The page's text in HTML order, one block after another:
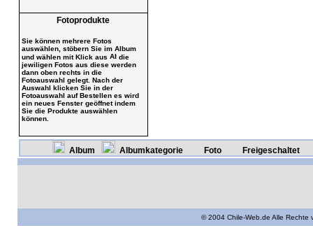
Fotoprodukte
Sie können mehrere Fotos
auswählen, stöbern Sie im Album
und wählen mit Klick aus
die
jewiligen Fotos aus diese werden
dann oben rechts in die
Fotoauswahl gelegt. Nach der
Auswahl klicken Sie in der
Fotoauswahl auf Bestellen es wird
ein neues Fenster geöffnet indem
Sie die Produkte auswählen
können.
Album Albumkategorie Foto Freigeschaltet
© 2004 Chile-Web.de Alle Rechte